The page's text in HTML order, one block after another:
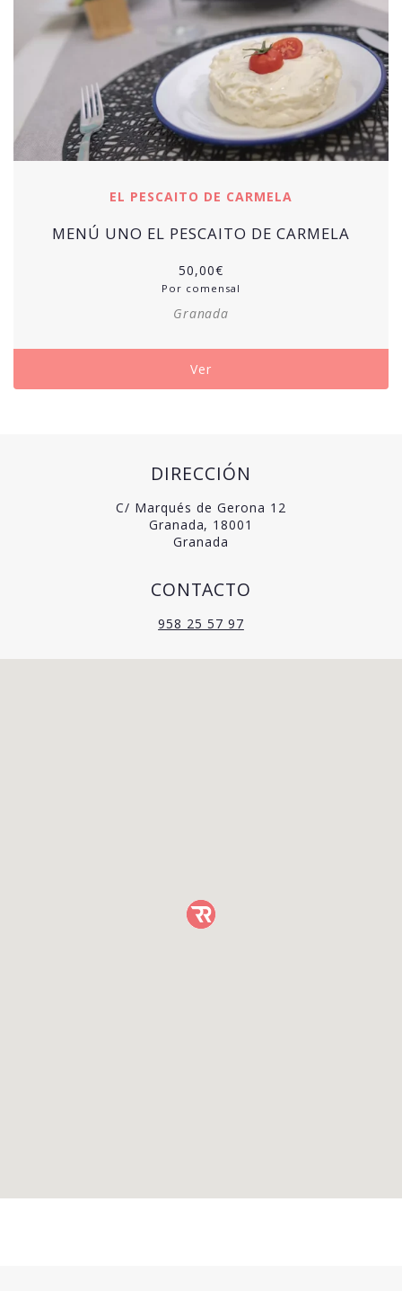
EL PESCAITO DE CARMELA
MENÚ UNO EL PESCAITO DE CARMELA
50,00€
Por comensal
Granada
Ver
DIRECCIÓN
C/ Marqués de Gerona 12
Granada, 18001
Granada
CONTACTO
958 25 57 97